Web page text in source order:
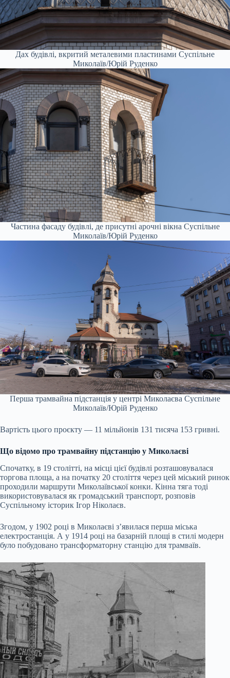
Дах будівлі, вкритий металевими пластинами Суспільне
Миколаїв/Юрій Руденко
Частина фасаду будівлі, де присутні арочні вікна Суспільне
Миколаїв/Юрій Руденко
Перша трамвайна підстанція у центрі Миколаєва Суспільне
Миколаїв/Юрій Руденко
Вартість цього проєкту — 11 мільйонів 131 тисяча 153 гривні.
Що відомо про трамвайну підстанцію у Миколаєві
Спочатку, в 19 столітті, на місці цієї будівлі розташовувалася
торгова площа, а на початку 20 століття через цей міський ринок
проходили маршрути Миколаївської конки. Кінна тяга тоді
використовувалася як громадський транспорт, розповів
Суспільному історик Ігор Ніколаєв.
Згодом, у 1902 році в Миколаєві з’явилася перша міська
електростанція. А у 1914 році на базарній площі в стилі модерн
було побудовано трансформаторну станцію для трамваїв.